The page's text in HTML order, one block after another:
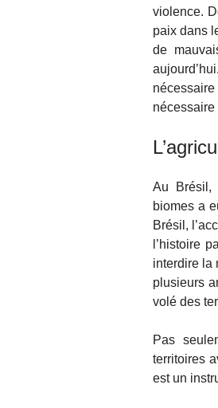
violence.
paix dans
de
nécessaire
Au Brésil,
biomes a
Brésil,
l’histoire
interdire la
plusieurs
volé des
Pas
territoires
est un